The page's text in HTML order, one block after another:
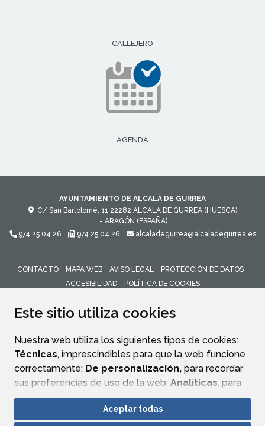
Este sitio utiliza cookies
Nuestra web utiliza los siguientes tipos de cookies:
Técnicas, imprescindibles para que la web funcione
correctamente; De personalización, para recordar
sus preferencias de uso de la web; Analíticas, para
mejorar el funcionamiento de la web y sus servicios.
Si acepta pulsando el botón“Aceptar todas”
Aceptar todas
CALLEJERO
AGENDA
AYUNTAMIENTO DE ALCALÁ DE GURREA
C/ San Bartolomé, 11 22282 ALCALÁ DE GURREA (HUESCA)
- ARAGÓN (ESPAÑA)
974 25 04 26
974 25 04 26 alcaladegurrea@alcaladegurrea.es
CONTACTO MAPA WEB AVISO LEGAL
PROTECCIÓN DE DATOS
ACCESIBILIDAD
POLÍTICA DE COOKIES